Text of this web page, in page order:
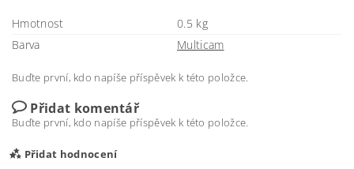
Hmotnost
0.5 kg
Barva
Multicam
Buďte první, kdo napíše příspěvek k této položce.
Přidat komentář
Buďte první, kdo napíše příspěvek k této položce.
Přidat hodnocení